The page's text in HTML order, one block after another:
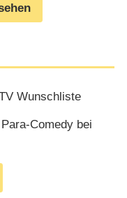
Wunschliste
Comedy bei